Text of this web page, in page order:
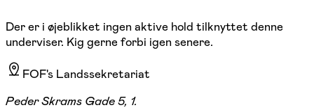
Der er i øjeblikket ingen aktive hold tilknyttet denne
underviser. Kig gerne forbi igen senere.
FOF's Landssekretariat
Peder Skrams Gade 5, 1.